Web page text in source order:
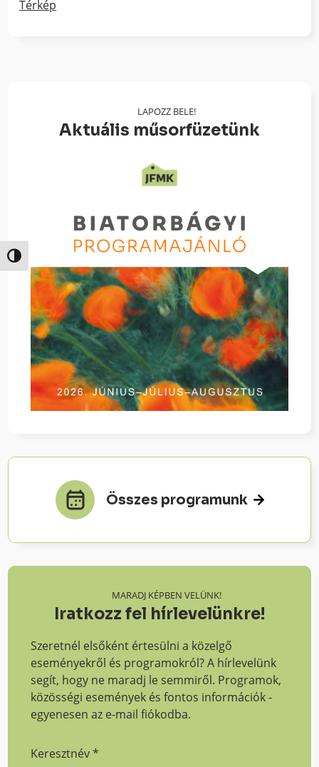
Nagy kontraszt váltása
Térkép
LAPOZZ BELE!
Aktuális műsorfüzetünk
Összes programunk
MARADJ KÉPBEN VELÜNK!
Iratkozz fel hírlevelünkre!
Szeretnél elsőként értesülni a közelgő
eseményekről és programokról? A hírlevelünk
segít, hogy ne maradj le semmiről. Programok,
közösségi események és fontos információk -
egyenesen az e-mail fiókodba.
Keresztnév*